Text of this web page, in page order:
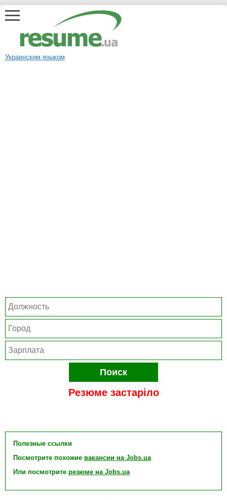
Украинским языком
Поиск
Резюме застаріло
Полезные ссылки
Посмотрите похожие вакансии на Jobs.ua
Или посмотрите резюме на Jobs.ua